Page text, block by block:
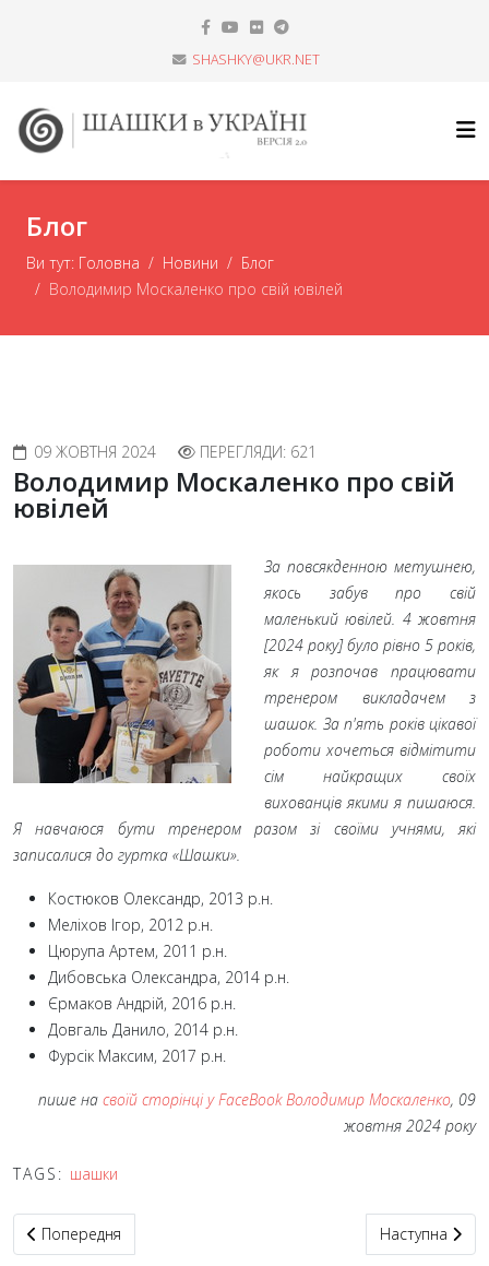
SHASHKY@UKR.NET
Блог
Ви тут: Головна Новини
Блог
Володимир Москаленко про свій ювілей
09 ЖОВТНЯ 2024 ПЕРЕГЛЯДИ: 621
Володимир Москаленко про свій
ювілей
За повсякденною метушнею,
якось забув про свій
маленький ювілей. 4 жовтня
[2024 року] було рівно 5 років,
як я розпочав працювати
тренером викладачем з
шашок. За п'ять років цікавої
роботи хочеться відмітити
сім найкращих своїх
вихованців якими я пишаюся.
Я навчаюся бути тренером разом зі своїми учнями, які
записалися до гуртка «Шашки».
Костюков Олександр, 2013 р.н.
Меліхов Ігор, 2012 р.н.
Цюрупа Артем, 2011 р.н.
Дибовська Олександра, 2014 р.н.
Єрмаков Андрій, 2016 р.н.
Довгаль Данило, 2014 р.н.
Фурсік Максим, 2017 р.н.
пише на своїй сторінці у FaceBook Володимир Москаленко, 09
жовтня 2024 року
TAGS: шашки
Попередня стаття: Колєсніков Матвєй – 14-річний чемпіон
Попередня Наступна
Наступна